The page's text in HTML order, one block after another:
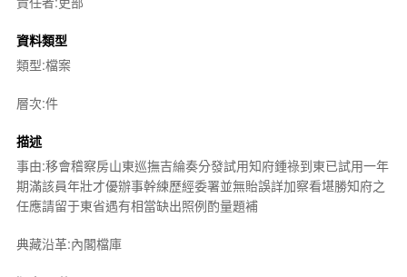
資料類型
類型:檔案
層次:件
描述
事由:移會稽察房山東巡撫吉綸奏分發試用知府鍾祿到東已試用一年
期滿該員年壯才優辦事幹練歷經委署並無貽誤詳加察看堪勝知府之
任應請留于東省遇有相當缺出照例酌量題補
典藏沿革:內閣檔庫